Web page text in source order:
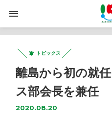
トピックス
離島から初の就
ス部会長を兼任
2020.08.20